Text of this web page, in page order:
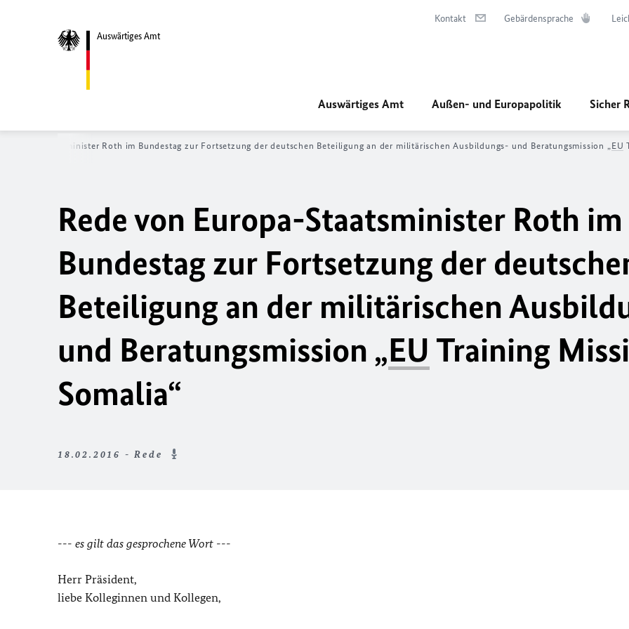
Auswärtiges Amt
Kontakt Gebärdensprache
Auswärtiges Amt Außen- und Europapolitik Sicher
Europa-Staatsminister Roth im Bundestag zur Fortsetzung der deutschen Beteiligung an der militärischen Ausbildungs- und Beratungsmission „EU
Rede von Europa-Staatsminister Roth im
Bundestag zur Fortsetzung der
Beteiligung an der militärischen
und Beratungsmission „EU Training
Somalia“
18.02.2016 - Rede
--- es gilt das gesprochene Wort ---
Herr Präsident,
liebe Kolleginnen und Kollegen,